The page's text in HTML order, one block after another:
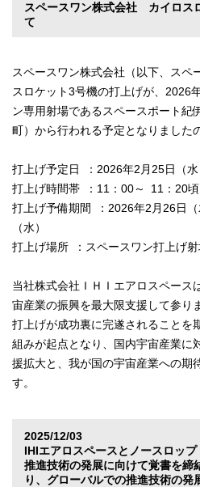
スペースワン株式会社 カイロス
て
スペースワン株式会社（以下、スペ
スロケット3号機の打上げが、2026
ン専用射場であるスペースポート紀
町）から行われる予定となりました
打上げ予定日 ：2026年2月25日（水
打上げ時間帯 ：11：00～ 11：20頃
打上げ予備期間 ：2026年2月26日
（水）
打上げ場所 ：スペースワン打上げ射
当社株式会社ＩＨＩエアロスペース
宙産業の振興を最大限支援して参り
打上げが成功裏に完遂されることを
組みが起点となり、国内宇宙産業に
援拡大と、我が国の宇宙産業への期
す。
2025/12/03
IHIエアロスペースとノースロッ
推進技術の発展に向けて覚書を
り、グローバルでの推進技術の発